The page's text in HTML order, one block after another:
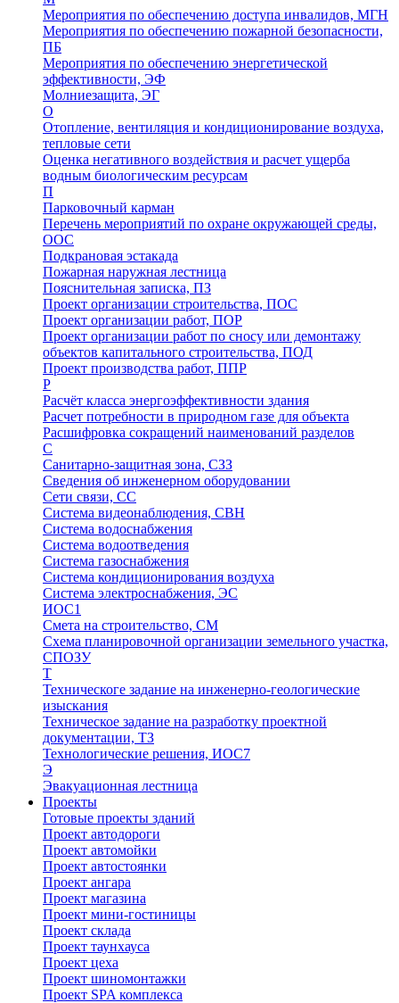
Мероприятия по обеспечению доступа инвалидов, МГН
Мероприятия по обеспечению пожарной безопасности,
ПБ
Мероприятия по обеспечению энергетической
эффективности, ЭФ
Молниезащита, ЭГ
О
Отопление, вентиляция и кондиционирование воздуха,
тепловые сети
Оценка негативного воздействия и расчет ущерба
водным биологическим ресурсам
П
Парковочный карман
Перечень мероприятий по охране окружающей среды,
ООС
Подкрановая эстакада
Пожарная наружная лестница
Пояснительная записка, ПЗ
Проект организации строительства, ПОС
Проект организации работ, ПОР
Проект организации работ по сносу или демонтажу
объектов капитального строительства, ПОД
Проект производства работ, ППР
Р
Расчёт класса энергоэффективности здания
Расчет потребности в природном газе для объекта
Расшифровка сокращений наименований разделов
С
Санитарно-защитная зона, СЗЗ
Сведения об инженерном оборудовании
Сети связи, СС
Система видеонаблюдения, СВН
Система водоснабжения
Система водоотведения
Система газоснабжения
Система кондиционирования воздуха
Система электроснабжения, ЭС
ИОС1
Смета на строительство, СМ
Схема планировочной организации земельного участка,
СПОЗУ
Т
Техническоге задание на инженерно-геологические
изыскания
Техническое задание на разработку проектной
документации, ТЗ
Технологические решения, ИОC7
Э
Эвакуационная лестница
Проекты
Готовые проекты зданий
Проект автодороги
Проект автомойки
Проект автостоянки
Проект ангара
Проект магазина
Проект мини-гостиницы
Проект склада
Проект таунхауса
Проект цеха
Проект шиномонтажки
Проект SPA комплекса